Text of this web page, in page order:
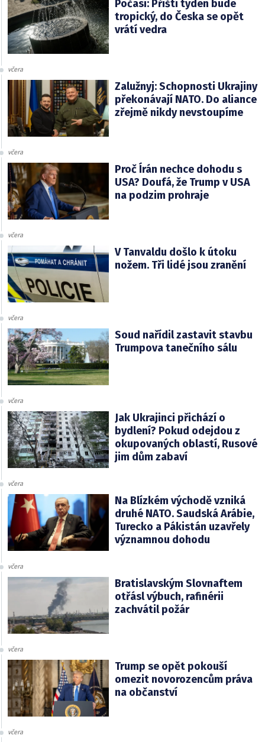
Počasí: Příští týden bude
tropický, do Česka se opět
vrátí vedra
včera
Zalužnyj: Schopnosti Ukrajiny
překonávají NATO. Do aliance
zřejmě nikdy nevstoupíme
včera
Proč Írán nechce dohodu s
USA? Doufá, že Trump v USA
na podzim prohraje
včera
V Tanvaldu došlo k útoku
nožem. Tři lidé jsou zranění
včera
Soud nařídil zastavit stavbu
Trumpova tanečního sálu
včera
Jak Ukrajinci přichází o
bydlení? Pokud odejdou z
okupovaných oblastí, Rusové
jim dům zabaví
včera
Na Blízkém východě vzniká
druhé NATO. Saudská Arábie,
Turecko a Pákistán uzavřely
významnou dohodu
včera
Bratislavským Slovnaftem
otřásl výbuch, rafinérii
zachvátil požár
včera
Trump se opět pokouší
omezit novorozencům práva
na občanství
včera